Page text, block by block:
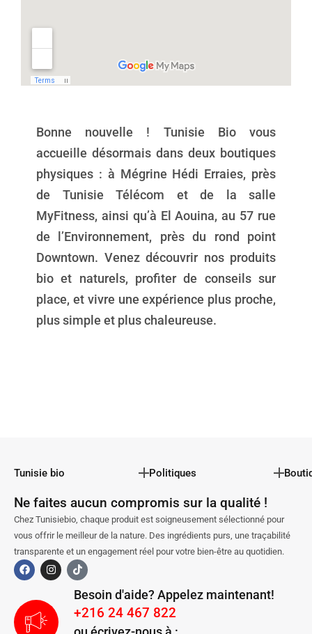
Bonne nouvelle ! Tunisie Bio vous
accueille désormais dans deux boutiques
physiques : à Mégrine Hédi Erraies, près
de Tunisie Télécom et de la salle
MyFitness, ainsi qu’à El Aouina, au 57 rue
de l’Environnement, près du rond point
Downtown. Venez découvrir nos produits
bio et naturels, profiter de conseils sur
place, et vivre une expérience plus proche,
plus simple et plus chaleureuse.
Tunisie bio Politiques
Ne faites aucun compromis sur la qualité !
Chez Tunisiebio, chaque produit est soigneusement sélectionné pour
vous offrir le meilleur de la nature. Des ingrédients purs, une traçabilité
transparente et un engagement réel pour votre bien-être au quotidien.
Besoin d'aide? Appelez maintenant!
+216 24 467 822